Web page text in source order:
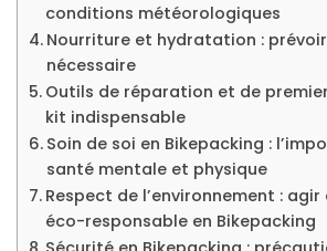
conditions météorologiques
Nourriture et hydratation :
nécessaire
Outils de réparation et de
kit indispensable
Soin de soi en Bikepacking :
santé mentale et physique
Respect de l’environnement :
éco-responsable en Bikepacking